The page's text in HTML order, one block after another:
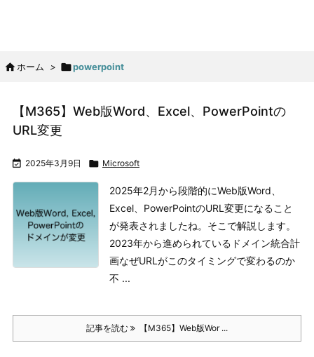
 ホーム > powerpoint
【M365】Web版Word、Excel、PowerPointの
URL変更
 2025年3月9日  Microsoft
2025年2月から段階的にWeb版Word、
Excel、PowerPointのURL変更になること
が発表されましたね。そこで解説します。
2023年から進められているドメイン統合計
画なぜURLがこのタイミングで変わるのか
不 ...
記事を読む 【M365】Web版Wor ...